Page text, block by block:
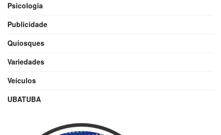
Psicologia
Publicidade
Quiosques
Variedades
Veículos
UBATUBA